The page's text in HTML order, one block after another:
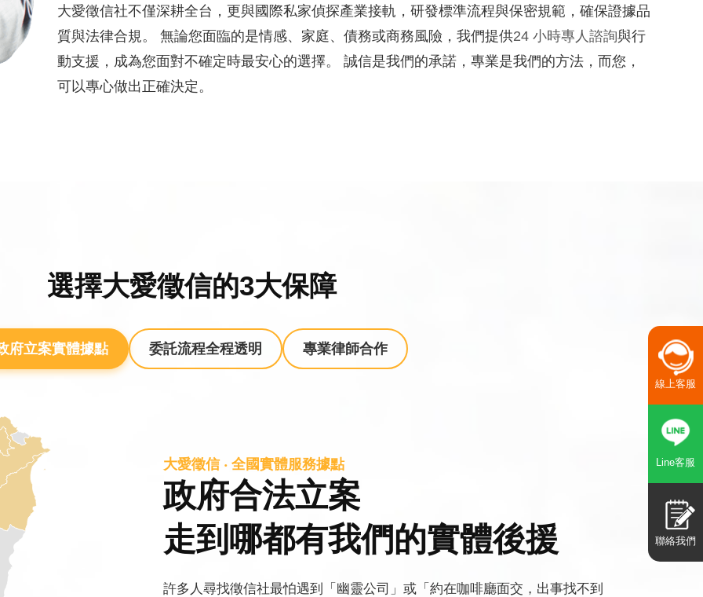
大愛徵信社不僅深耕全台，更與國際私家偵探產業接軌，研發標準流程與保密規範，確保證據品
質與法律合規。 無論您面臨的是情感、家庭、債務或商務風險，我們提供24 小時專人諮詢與行
動支援，成為您面對不確定時最安心的選擇。 誠信是我們的承諾，專業是我們的方法，而您，
可以專心做出正確決定。
選擇大愛徵信的3大保障
府立案實體據點 委託流程全程透明 專業律師合作
大愛徵信 ‧ 全國實體服務據點
政府合法立案
走到哪都有我們的實體後援
許多人尋找徵信社最怕遇到「幽靈公司」或「約在咖啡廳面交，出事找不到
線上客服
Line客服
聯絡我們